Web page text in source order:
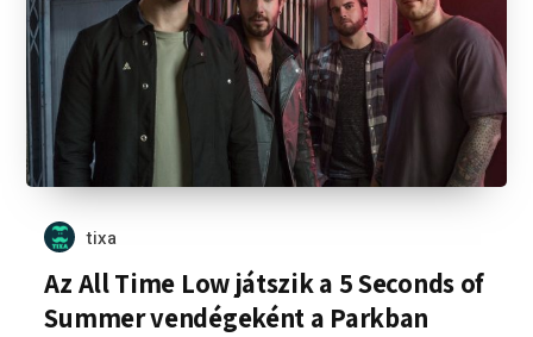
tixa
Az All Time Low játszik a 5 Seconds of
Summer vendégeként a Parkban